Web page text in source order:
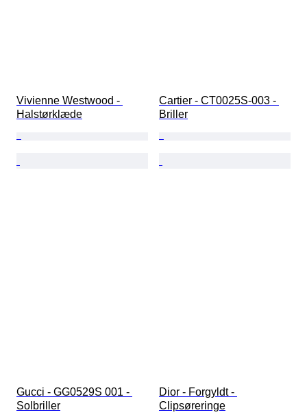
Vivienne Westwood -
Halstørklæde
Cartier - CT0025S-003 -
Briller
Gucci - GG0529S 001 -
Solbriller
Dior - Forgyldt -
Clipsøreringe